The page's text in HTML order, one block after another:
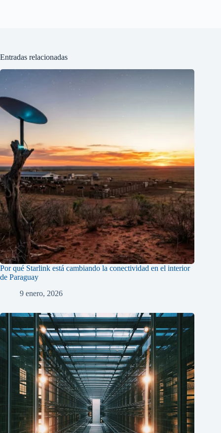
Entradas relacionadas
Por qué Starlink está cambiando la conectividad en el interior
de Paraguay
9 enero, 2026